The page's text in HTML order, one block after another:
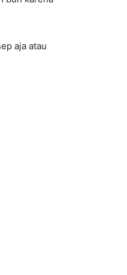
aja atau